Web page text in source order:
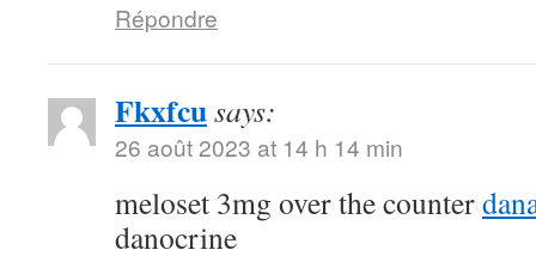
Répondre
Fkxfcusays:
26 août 2023 at 14 h 14 min
meloset 3mg over the counter
danocrine